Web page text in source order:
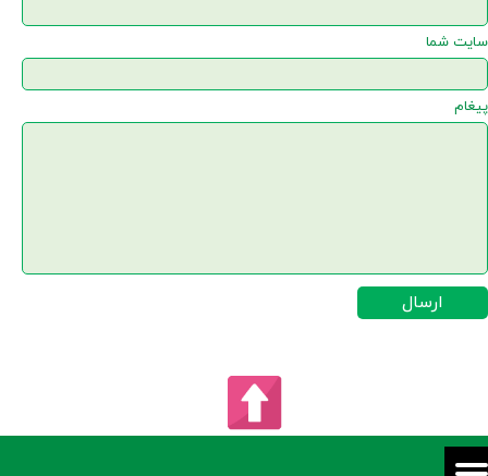
سایت شما
پیغام
ارسال